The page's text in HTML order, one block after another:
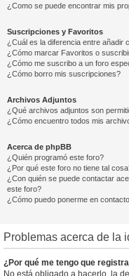
¿Como se puede encontrar mis
Suscripciones y Favoritos
¿Cuál es la diferencia entre añadir
¿Cómo marcar Favoritos o
¿Cómo me suscribo a un foro
¿Cómo borro mis suscripciones?
Archivos Adjuntos
¿Qué archivos adjuntos son
¿Cómo encuentro todos mis
Acerca de phpBB
¿Quién programó este foro?
¿Por qué este foro no tiene tal
¿Con quién se puede contactar
este foro?
¿Cómo puedo ponerme en
Problemas acerca de la
¿Por qué me tengo que
No está obligado a hacerlo, la